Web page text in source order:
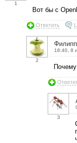
1
Вот бы с
Ответить
2
18:40, 8
3